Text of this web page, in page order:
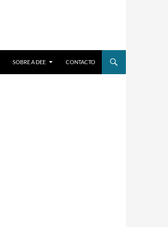
SOBRE A DEE CONTACTO